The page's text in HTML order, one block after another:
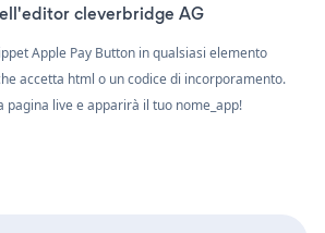
cleverbridge AG
Apple Pay Button in qualsiasi elemento
accetta html o un codice di incorporamento.
pagina live e apparirà il tuo nome_app!